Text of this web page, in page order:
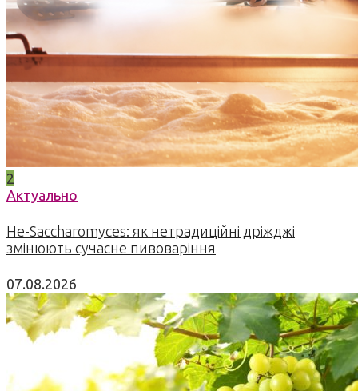
2
Актуально
Не-Saccharomyces: як нетрадиційні дріжджі
змінюють сучасне пивоваріння
07.08.2026